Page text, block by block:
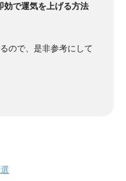
効で運気を上げる方法
ので、是非参考にして